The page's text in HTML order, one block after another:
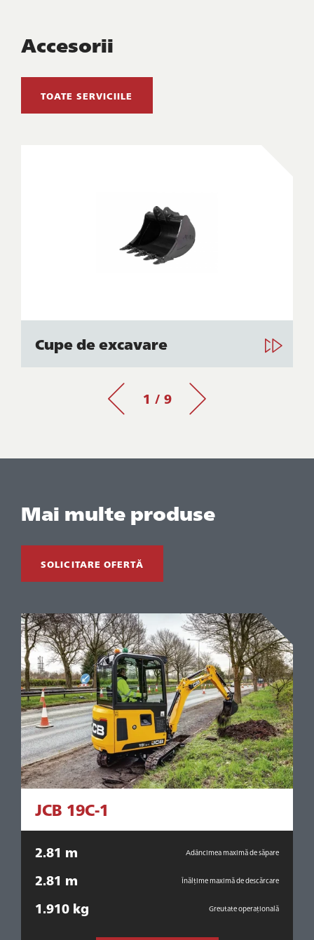
Accesorii
TOATE SERVICIILE
Cupe de excavare
1 / 9
Mai multe produse
SOLICITARE OFERTĂ
JCB 19C-1
2.81 m Adâncimea maximă de săpare
2.81 m Înălțime maximă de descărcare
1.910 kg Greutate operațională